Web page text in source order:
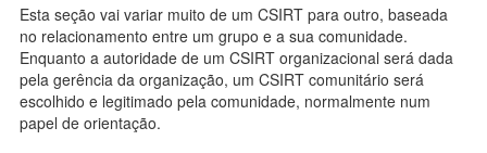
Esta seção vai variar muito de um CSIRT para outro, baseada
no relacionamento entre um grupo e a sua comunidade.
Enquanto a autoridade de um CSIRT organizacional será dada
pela gerência da organização, um CSIRT comunitário será
escolhido e legitimado pela comunidade, normalmente num
papel de orientação.